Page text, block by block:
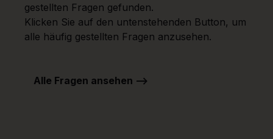
gestellten Fragen gefunden.
Klicken Sie auf den untenstehenden Button, um
alle häufig gestellten Fragen anzusehen.
Alle Fragen ansehen -->